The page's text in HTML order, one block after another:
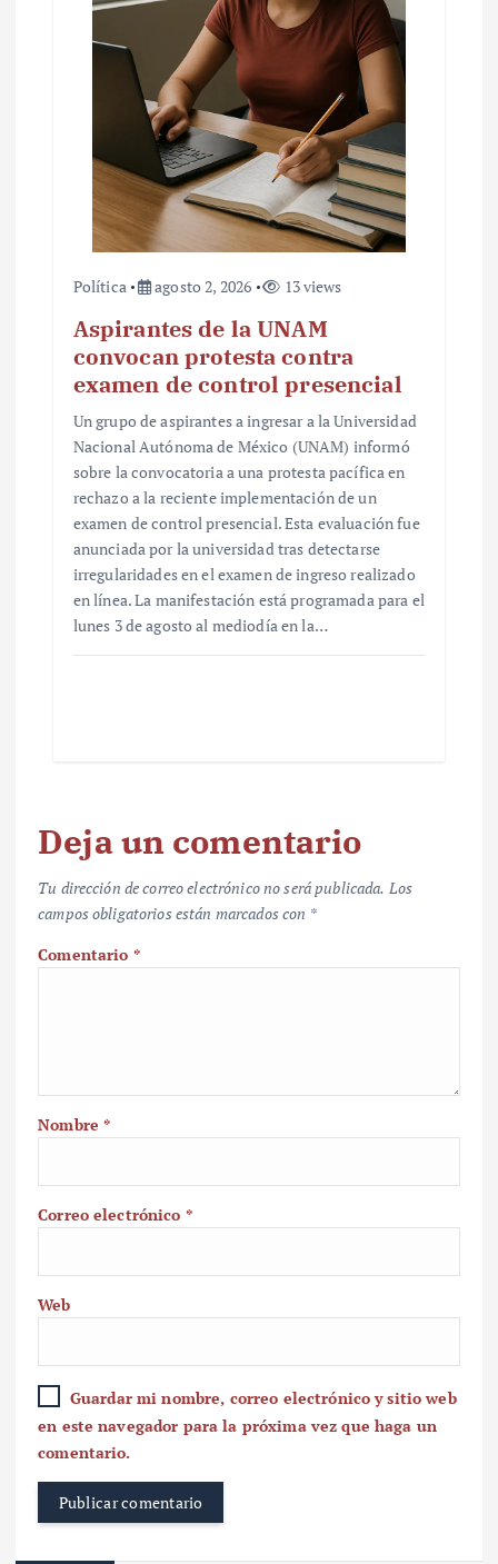
Política agosto 2, 2026 13 views
Aspirantes de la UNAM
convocan protesta contra
examen de control presencial
Un grupo de aspirantes a ingresar a la Universidad
Nacional Autónoma de México (UNAM) informó
sobre la convocatoria a una protesta pacífica en
rechazo a la reciente implementación de un
examen de control presencial. Esta evaluación fue
anunciada por la universidad tras detectarse
irregularidades en el examen de ingreso realizado
en línea. La manifestación está programada para el
lunes 3 de agosto al mediodía en la…
Deja un comentario
Tu dirección de correo electrónico no será publicada. Los
campos obligatorios están marcados con *
Comentario *
Nombre*
Correo electrónico *
Web
Guardar mi nombre, correo electrónico y sitio web
en este navegador para la próxima vez que haga un
comentario.